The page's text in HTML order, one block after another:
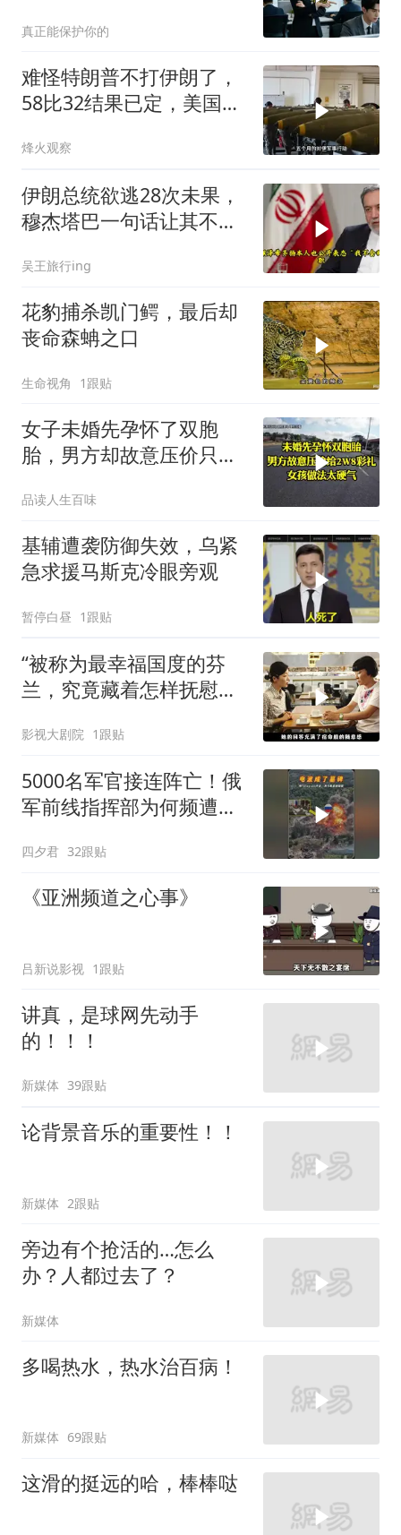
真正能保护你的
难怪特朗普不打伊朗了，
58比32结果已定，美国专
烽火观察
伊朗总统欲逃28次未果，
穆杰塔巴一句话让其不敢
吴王旅行ing
花豹捕杀凯门鳄，最后却
丧命森蚺之口
生命视角 1跟贴
女子未婚先孕怀了双胞
胎，男方却故意压价只给
品读人生百味
基辅遭袭防御失效，乌紧
急求援马斯克冷眼旁观
暂停白昼 1跟贴
“被称为最幸福国度的芬
兰，究竟藏着怎样抚慰人
影视大剧院 1跟贴
5000名军官接连阵亡！俄
军前线指挥部为何频遭斩
四夕君 32跟贴
《亚洲频道之心事》
吕新说影视 1跟贴
讲真，是球网先动手
的！！！
新媒体 39跟贴
论背景音乐的重要性！！
新媒体 2跟贴
旁边有个抢活的…怎么
办？人都过去了？
新媒体
多喝热水，热水治百病！
新媒体 69跟贴
这滑的挺远的哈，棒棒哒